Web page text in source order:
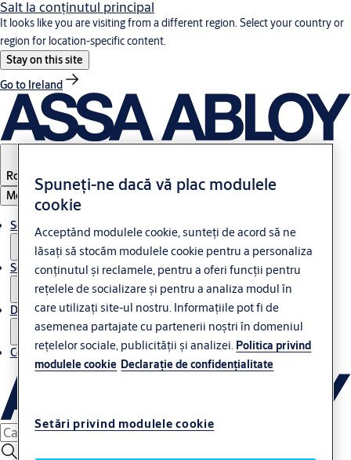
Salt la conţinutul principal
It looks like you are visiting from a different region. Select your country or
region for location-specific content.
Stay on this site
Go to Ireland
Romania
Meniul
Soluții
Service
Despre ASSA ABLOY
Contacte
Spuneți-ne dacă vă plac modulele
cookie
Acceptând modulele cookie, sunteți de acord să ne
lăsați să stocăm modulele cookie pentru a personaliza
conținutul și reclamele, pentru a oferi funcții pentru
rețelele de socializare și pentru a analiza modul în
care utilizați site-ul nostru. Informațiile pot fi de
asemenea partajate cu partenerii noștri în domeniul
rețelelor sociale, publicității și analizei. Politica privind
modulele cookie Declaraţie de confidenţialitate
Setări privind modulele cookie